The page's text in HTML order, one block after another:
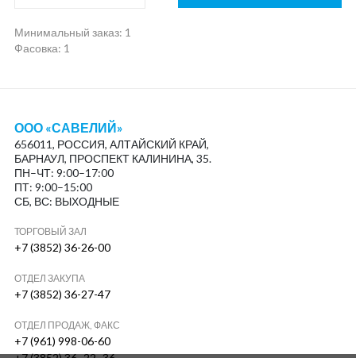
Минимальный заказ: 1
Фасовка: 1
ООО «САВЕЛИЙ»
656011, РОССИЯ, АЛТАЙСКИЙ КРАЙ,
БАРНАУЛ, ПРОСПЕКТ КАЛИНИНА, 35.
ПН–ЧТ: 9:00–17:00
ПТ: 9:00–15:00
СБ, ВС: ВЫХОДНЫЕ
ТОРГОВЫЙ ЗАЛ
+7 (3852) 36-26-00
ОТДЕЛ ЗАКУПА
+7 (3852) 36-27-47
ОТДЕЛ ПРОДАЖ, ФАКС
+7 (961) 998-06-60